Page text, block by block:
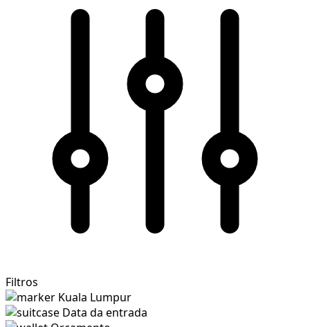
Filtros
Kuala Lumpur
Data da entrada